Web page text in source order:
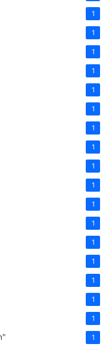
1
1
1
1
1
1
1
1
1
1
1
1
1
1
1
1
1
1